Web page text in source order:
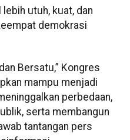
utuh, kuat, dan
demokrasi
Bersatu,” Kongres
mampu menjadi
perbedaan,
serta membangun
tantangan pers